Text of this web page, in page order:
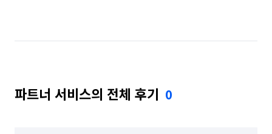
파트너 서비스의 전체 후기 0